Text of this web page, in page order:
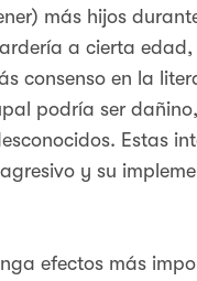
más hijos
a cierta
consenso en la
podría ser
Estas
y su
efectos más